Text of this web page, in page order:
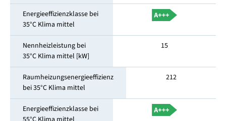
Energieeffizienzklasse bei
35°C Klima mittel
Nennheizleistung bei
35°C Klima mittel [kW]
15
Raumheizungsenergieeffizienz
bei 35°C Klima mittel
212
Energieeffizienzklasse bei